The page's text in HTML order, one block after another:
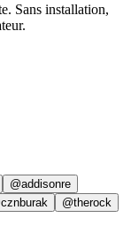
Sans installation,
@addisonre
@therock